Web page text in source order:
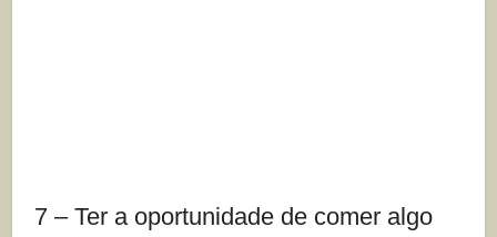
7 – Ter a oportunidade de comer algo